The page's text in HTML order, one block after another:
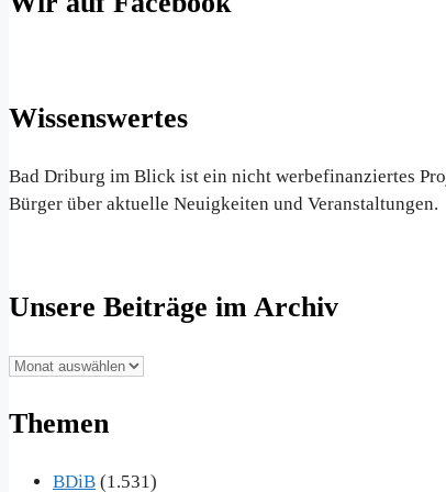
Wissenswertes
Bad Driburg im Blick ist ein nicht werbefinanziertes
Bürger über aktuelle Neuigkeiten und Veranstaltungen.
Unsere Beiträge im Archiv
Unsere
im
Themen
BDiB (1.531)